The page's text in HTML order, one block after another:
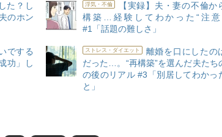
た？し
のホン
浮気・不倫
【実録】夫・妻の不倫か
構築…経験してわかった“注意
#1「話題の難しさ」
でする
功」し
ストレス・ダイエット
離婚を口にしたの
だった…。“再構築”を選んだ夫たち
の後のリアル #3「別居してわかっ
と」